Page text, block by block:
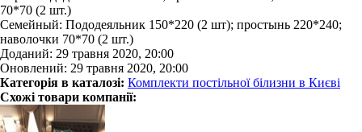
70*70 (2 шт.)
Семейный: Пододеяльник 150*220 (2 шт); простынь 220*240;
наволочки 70*70 (2 шт.)
Доданий: 29 травня 2020, 20:00
Оновлений: 29 травня 2020, 20:00
Категорія в каталозі: Комплекти постільної білизни в Києві
Схожі товари компанії: